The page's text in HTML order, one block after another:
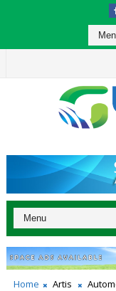
Home Artis